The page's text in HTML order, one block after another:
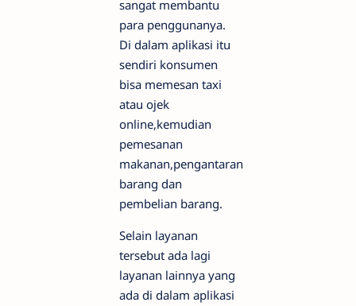
sangat membantu
para penggunanya.
Di dalam aplikasi itu
sendiri konsumen
bisa memesan taxi
atau ojek
online,kemudian
pemesanan
makanan,pengantaran
barang dan
pembelian barang.
Selain layanan
tersebut ada lagi
layanan lainnya yang
ada di dalam aplikasi